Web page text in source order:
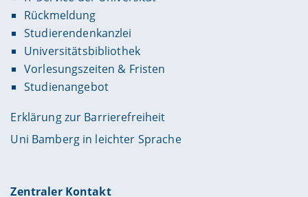
Rückmeldung
Studierendenkanzlei
Universitätsbibliothek
Vorlesungszeiten & Fristen
Studienangebot
Erklärung zur Barrierefreiheit
Uni Bamberg in leichter Sprache
Zentraler Kontakt